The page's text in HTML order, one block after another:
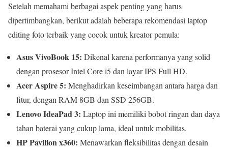
Setelah memahami berbagai aspek penting yang harus
dipertimbangkan, berikut adalah beberapa rekomendasi laptop
editing foto terbaik yang cocok untuk kreator pemula:
Asus VivoBook 15: Dikenal karena performanya yang solid
dengan prosesor Intel Core i5 dan layar IPS Full HD.
Acer Aspire 5: Menghadirkan keseimbangan antara harga dan
fitur, dengan RAM 8GB dan SSD 256GB.
Lenovo IdeaPad 3: Laptop ini memiliki bobot ringan dan daya
tahan baterai yang cukup lama, ideal untuk mobilitas.
HP Pavilion x360: Menawarkan fleksibilitas dengan desain